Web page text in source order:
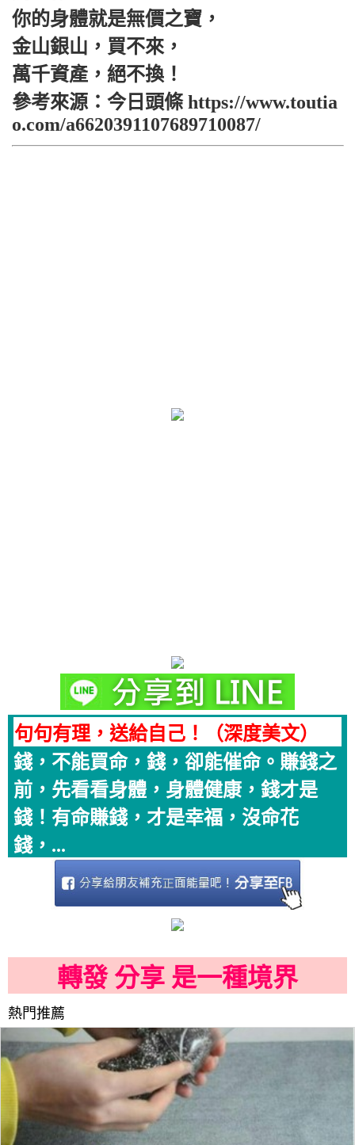
你的身體就是無價之寶，
金山銀山，買不來，
萬千資產，絕不換！
參考來源：今日頭條 https://www.toutia
o.com/a6620391107689710087/
句句有理，送給自己！（深度美文）
錢，不能買命，錢，卻能催命。賺錢之
前，先看看身體，身體健康，錢才是
錢！有命賺錢，才是幸福，沒命花
錢，...
轉發 分享 是一種境界
熱門推薦